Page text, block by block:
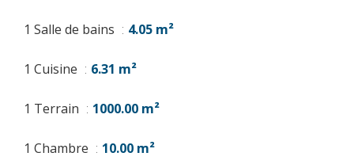
1 Salle de bains 4.05 m²
1 Cuisine 6.31 m²
1 Terrain 1000.00 m²
1 Chambre 10.00 m²